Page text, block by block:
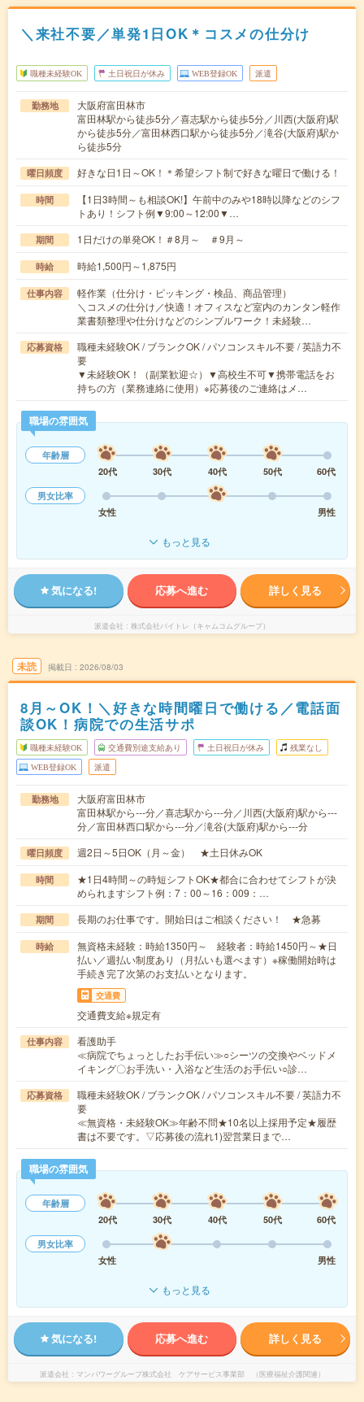
＼来社不要／単発1日OK＊コスメの仕分け
職種未経験OK 土日祝日が休み WEB登録OK 派遣
勤務地
大阪府富田林市
富田林駅から徒歩5分／喜志駅から徒歩5分／川西(大阪府)駅
から徒歩5分／富田林西口駅から徒歩5分／滝谷(大阪府)駅か
ら徒歩5分
曜日頻度 好きな日1日～OK！＊希望シフト制で好きな曜日で働ける！
時間
【1日3時間～も相談OK!】午前中のみや18時以降などのシフ
トあり！シフト例▼9:00～12:00▼…
期間 1日だけの単発OK！＃8月～ ＃9月～
時給 時給1,500円～1,875円
仕事内容
軽作業（仕分け・ピッキング・検品、商品管理）
＼コスメの仕分け／快適！オフィスなど室内のカンタン軽作
業書類整理や仕分けなどのシンプルワーク！未経験…
応募資格
職種未経験OK / ブランクOK / パソコンスキル不要 / 英語力不
要
▼未経験OK！（副業歓迎☆）▼高校生不可▼携帯電話をお
持ちの方（業務連絡に使用）※応募後のご連絡はメ…
職場の雰囲気
年齢層
20代
30代 40代 50代
60代
男女比率
女性
男性
もっと見る
気になる! 応募へ進む 詳しく見る
派遣会社 株式会社バイトレ（キャムコムグループ）
未読 掲載日 2026/08/03
8月～OK！＼好きな時間曜日で働ける／電話面
談OK！病院での生活サポ
職種未経験OK 交通費別途支給あり 土日祝日が休み 残業なし
WEB登録OK 派遣
勤務地
大阪府富田林市
富田林駅から---分／喜志駅から---分／川西(大阪府)駅から---
分／富田林西口駅から---分／滝谷(大阪府)駅から---分
曜日頻度 週2日～5日OK（月～金） ★土日休みOK
時間
★1日4時間～の時短シフトOK★都合に合わせてシフトが決
められますシフト例：7：00～16：009：…
期間 長期のお仕事です。開始日はご相談ください！ ★急募
時給
無資格未経験：時給1350円～ 経験者：時給1450円～★日
払い／週払い制度あり（月払いも選べます）※稼働開始時は
手続き完了次第のお支払いとなります。
交通費
交通費支給※規定有
仕事内容
看護助手
≪病院でちょっとしたお手伝い≫○シーツの交換やベッドメ
イキング〇お手洗い・入浴など生活のお手伝い○診…
応募資格
職種未経験OK / ブランクOK / パソコンスキル不要 / 英語力不
要
≪無資格・未経験OK≫年齢不問★10名以上採用予定★履歴
書は不要です。▽応募後の流れ1)翌営業日まで…
職場の雰囲気
年齢層
20代
30代 40代 50代
60代
男女比率
女性
男性
もっと見る
気になる! 応募へ進む 詳しく見る
派遣会社 マンパワーグループ株式会社 ケアサービス事業部 （医療福祉介護関連）